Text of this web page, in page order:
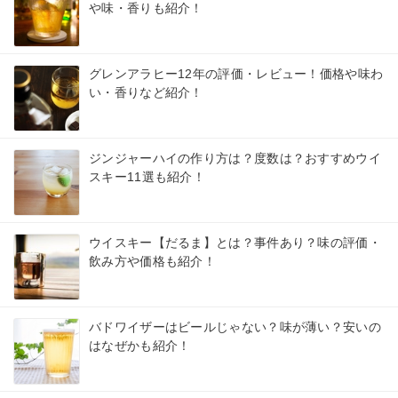
や味・香りも紹介！
グレンアラヒー12年の評価・レビュー！価格や味わ
い・香りなど紹介！
ジンジャーハイの作り方は？度数は？おすすめウイ
スキー11選も紹介！
ウイスキー【だるま】とは？事件あり？味の評価・
飲み方や価格も紹介！
バドワイザーはビールじゃない？味が薄い？安いの
はなぜかも紹介！